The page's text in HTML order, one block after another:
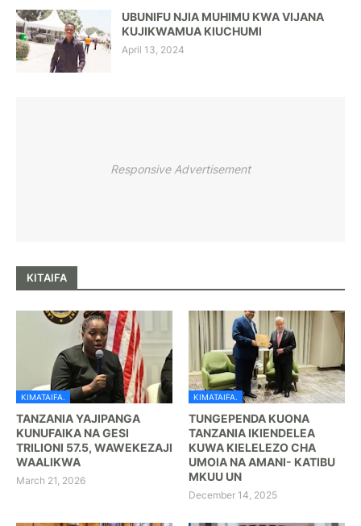
UBUNIFU NJIA MUHIMU KWA VIJANA
KUJIKWAMUA KIUCHUMI
April 13, 2024
Responsive Advertisement
KITAIFA
KIMATAIFA.
TANZANIA YAJIPANGA
KUNUFAIKA NA GESI
TRILIONI 57.5, WAWEKEZAJI
WAALIKWA
March 21, 2026
KIMATAIFA.
TUNGEPENDA KUONA
TANZANIA IKIENDELEA
KUWA KIELELEZO CHA
UMOIA NA AMANI- KATIBU
MKUU UN
December 14, 2025